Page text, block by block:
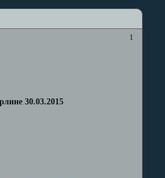
1
30.03.2015